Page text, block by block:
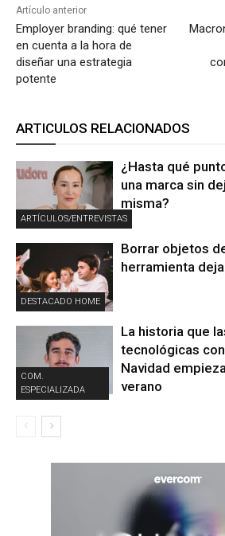
Artículo anterior
Employer branding: qué tener
en cuenta a la hora de
diseñar una estrategia
potente
ARTICULOS RELACIONADOS
ARTÍCULOS/ENTREVISTAS
¿Hasta qué
una marca sin
misma?
DESTACADO HOME
Borrar objetos
herramienta
COM.
ESPECIALIZADA
La historia que
tecnológicas
Navidad
verano